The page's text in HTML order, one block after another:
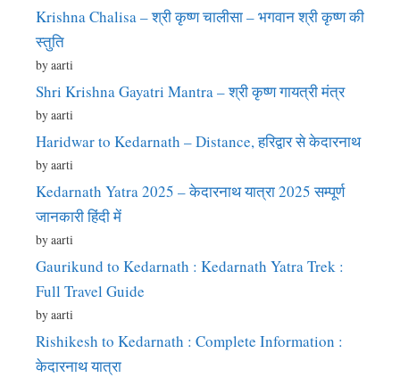
Krishna Chalisa – श्री कृष्ण चालीसा – भगवान श्री कृष्ण की
स्तुति
by aarti
Shri Krishna Gayatri Mantra – श्री कृष्ण गायत्री मंत्र
by aarti
Haridwar to Kedarnath – Distance, हरिद्वार से केदारनाथ
by aarti
Kedarnath Yatra 2025 – केदारनाथ यात्रा 2025 सम्पूर्ण
जानकारी हिंदी में
by aarti
Gaurikund to Kedarnath : Kedarnath Yatra Trek :
Full Travel Guide
by aarti
Rishikesh to Kedarnath : Complete Information :
केदारनाथ यात्रा